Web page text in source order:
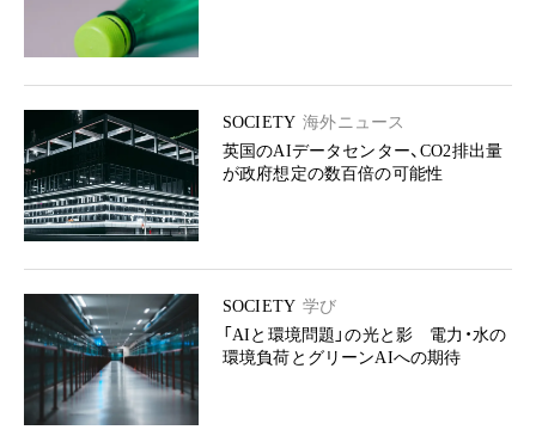
SOCIETY 海外ニュース
英国のAIデータセンター、CO2排出量
が政府想定の数百倍の可能性
SOCIETY 学び
「AIと環境問題」の光と影 電力・水の
環境負荷とグリーンAIへの期待